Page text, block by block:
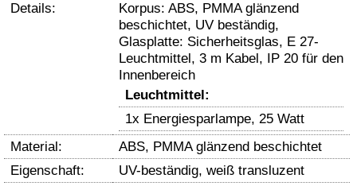
Details:
Korpus: ABS, PMMA glänzend
beschichtet, UV beständig,
Glasplatte: Sicherheitsglas, E 27-
Leuchtmittel, 3 m Kabel, IP 20 für den
Innenbereich
Leuchtmittel:
1x Energiesparlampe, 25 Watt
Material:
ABS, PMMA glänzend beschichtet
Eigenschaft:
UV-beständig, weiß transluzent